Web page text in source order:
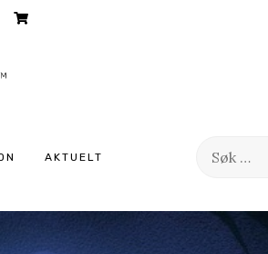
AKTUELT
Søk